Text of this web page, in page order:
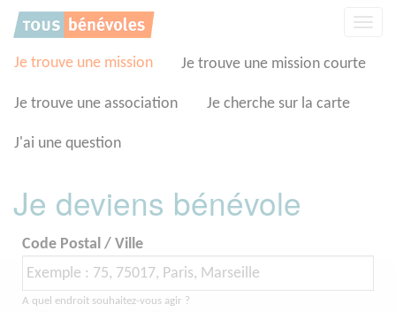
Je trouve une mission Je trouve une mission courte
Je trouve une association Je cherche sur la carte
J'ai une question
Je deviens bénévole
Code Postal / Ville
A quel endroit souhaitez-vous agir ?
Panneau de gestion des cookies